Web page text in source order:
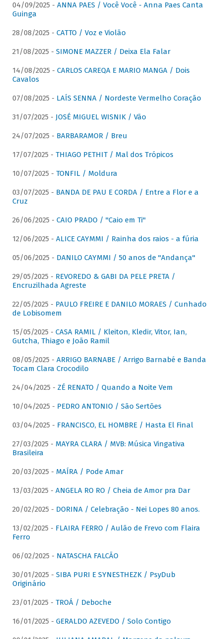
04/09/2025 - ANNA PAES / Você Você - Anna Paes Canta
Guinga
28/08/2025 - CATTO / Voz e Violão
21/08/2025 - SIMONE MAZZER / Deixa Ela Falar
14/08/2025 - CARLOS CAREQA E MARIO MANGA / Dois
Cavalos
07/08/2025 - LAÍS SENNA / Nordeste Vermelho Coração
31/07/2025 - JOSÉ MIGUEL WISNIK / Vão
24/07/2025 - BARBARAMOR / Breu
17/07/2025 - THIAGO PETHIT / Mal dos Trópicos
10/07/2025 - TONFIL / Moldura
03/07/2025 - BANDA DE PAU E CORDA / Entre a Flor e a
Cruz
26/06/2025 - CAIO PRADO / "Caio em Ti"
12/06/2025 - ALICE CAYMMI / Rainha dos raios - a fúria
05/06/2025 - DANILO CAYMMI / 50 anos de "Andança"
29/05/2025 - REVOREDO & GABI DA PELE PRETA /
Encruzilhada Agreste
22/05/2025 - PAULO FREIRE E DANILO MORAES / Cunhado
de Lobisomem
15/05/2025 - CASA RAMIL / Kleiton, Kledir, Vitor, Ian,
Gutcha, Thiago e João Ramil
08/05/2025 - ARRIGO BARNABE / Arrigo Barnabé e Banda
Tocam Clara Crocodilo
24/04/2025 - ZÉ RENATO / Quando a Noite Vem
10/04/2025 - PEDRO ANTONIO / São Sertões
03/04/2025 - FRANCISCO, EL HOMBRE / Hasta El Final
27/03/2025 - MAYRA CLARA / MVB: Música Vingativa
Brasileira
20/03/2025 - MAÍRA / Pode Amar
13/03/2025 - ANGELA RO RO / Cheia de Amor pra Dar
20/02/2025 - DORINA / Celebração - Nei Lopes 80 anos.
13/02/2025 - FLAIRA FERRO / Aulão de Frevo com Flaira
Ferro
06/02/2025 - NATASCHA FALCÃO
30/01/2025 - SIBA PURI E SYNESTHEZK / PsyDub
Originário
23/01/2025 - TROÁ / Deboche
16/01/2025 - GERALDO AZEVEDO / Solo Contigo